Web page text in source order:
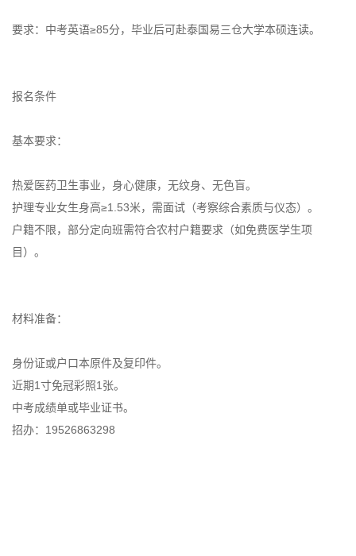
要求：中考英语≥85分，毕业后可赴泰国易三仓大学本硕连读。
报名条件
基本要求：
热爱医药卫生事业，身心健康，无纹身、无色盲。
护理专业女生身高≥1.53米，需面试（考察综合素质与仪态）。
户籍不限，部分定向班需符合农村户籍要求（如免费医学生项
目）。
材料准备：
身份证或户口本原件及复印件。
近期1寸免冠彩照1张。
中考成绩单或毕业证书。
招办：19526863298